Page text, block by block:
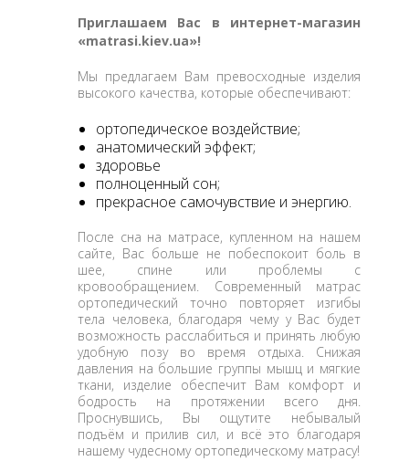
Приглашаем Вас в интернет-магазин
«matrasi.kiev.ua»!
Мы предлагаем Вам превосходные изделия
высокого качества, которые обеспечивают:
ортопедическое воздействие;
анатомический эффект;
здоровье
полноценный сон;
прекрасное самочувствие и энергию.
После сна на матрасе, купленном на нашем
сайте, Вас больше не побеспокоит боль в
шее, спине или проблемы с
кровообращением. Современный матрас
ортопедический точно повторяет изгибы
тела человека, благодаря чему у Вас будет
возможность расслабиться и принять любую
удобную позу во время отдыха. Снижая
давления на большие группы мышц и мягкие
ткани, изделие обеспечит Вам комфорт и
бодрость на протяжении всего дня.
Проснувшись, Вы ощутите небывалый
подъём и прилив сил, и всё это благодаря
нашему чудесному ортопедическому матрасу!